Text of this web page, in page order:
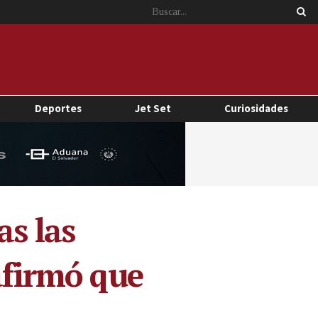
Deportes Jet Set Curiosidades
las
que